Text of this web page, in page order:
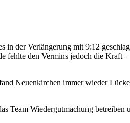
in der Verlängerung mit 9:12
fehlte den Vermins jedoch die
Neuenkirchen immer wieder
Team Wiedergutmachung